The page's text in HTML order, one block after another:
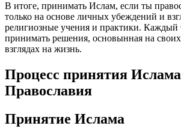
В итоге, принимать Ислам, если ты
только на основе личных убеждений и
религиозные учения и практики. Каждый
принимать решения, основынная на
взглядах на жизнь.
Процесс принятия
Православия
Принятие Ислама